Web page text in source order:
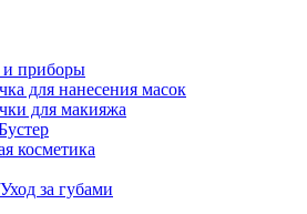
и приборы
для нанесения масок
для макияжа
косметика
за губами